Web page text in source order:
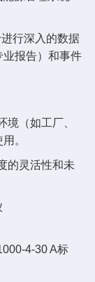
行深入的数据
报告）和事件
境（如工厂、
。
的灵活性和未
4-30 A标